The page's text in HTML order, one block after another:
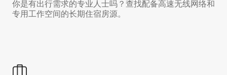
你是有出行需求的专业人士吗？查找配备高速无线网络和
专用工作空间的长期住宿房源。